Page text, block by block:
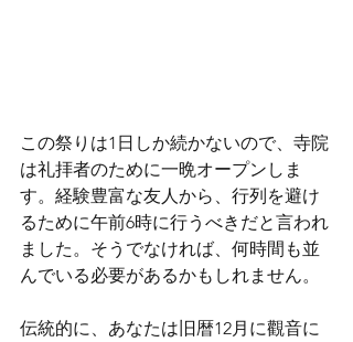
この祭りは1日しか続かないので、寺院
は礼拝者のために一晩オープンしま
す。経験豊富な友人から、行列を避け
るために午前6時に行うべきだと言われ
ました。そうでなければ、何時間も並
んでいる必要があるかもしれません。
伝統的に、あなたは旧暦12月に觀音に